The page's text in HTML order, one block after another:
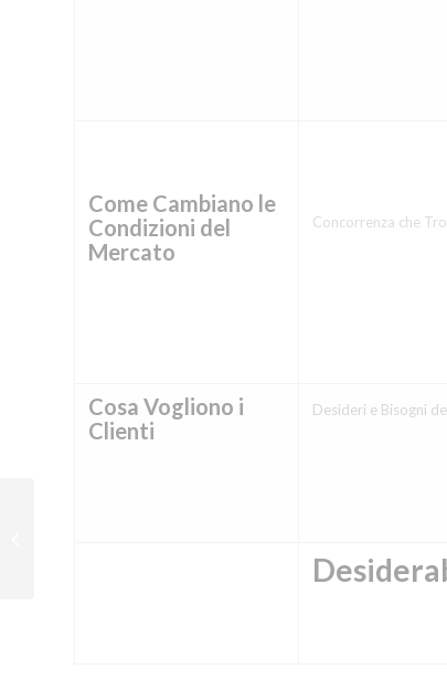
Come Cambiano le
Condizioni del
Mercato
Concorrenza che
Cosa Vogliono i
Clienti
Desideri e Bisogni